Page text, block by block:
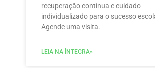
recuperação contínua e cuidado
individualizado para o sucesso
Agende uma visita.
LEIA NA ÌNTEGRA»